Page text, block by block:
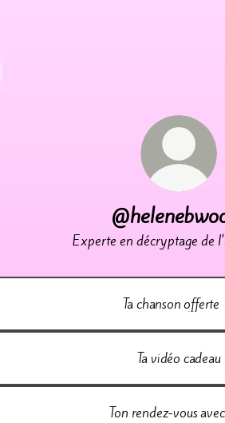
Experte en décryptage de
Ta chanson offerte
Ta vidéo cadeau
Ton rendez-vous